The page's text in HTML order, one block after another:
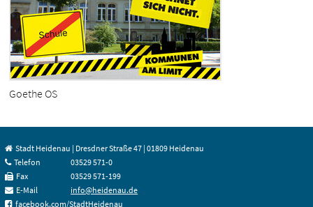
Goethe OS
Stadt Heidenau | Dresdner Straße 47 | 01809 Heidenau
Telefon
03529 571-0
Fax
03529 571-199
E-Mail
info@heidenau.de
facebook.com/StadtHeidenau